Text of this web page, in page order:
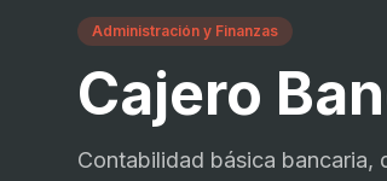
Administración y Finanzas
Cajero
Contabilidad básica bancaria,